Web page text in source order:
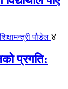
४
प्रगति: